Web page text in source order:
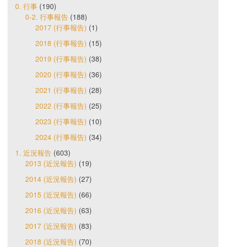
0. 行事 (190)
0-2. 行事報告 (188)
2017 (行事報告) (1)
2018 (行事報告) (15)
2019 (行事報告) (38)
2020 (行事報告) (36)
2021 (行事報告) (28)
2022 (行事報告) (25)
2023 (行事報告) (10)
2024 (行事報告) (34)
1. 近況報告 (603)
2013 (近況報告) (19)
2014 (近況報告) (27)
2015 (近況報告) (66)
2016 (近況報告) (63)
2017 (近況報告) (83)
2018 (近況報告) (70)